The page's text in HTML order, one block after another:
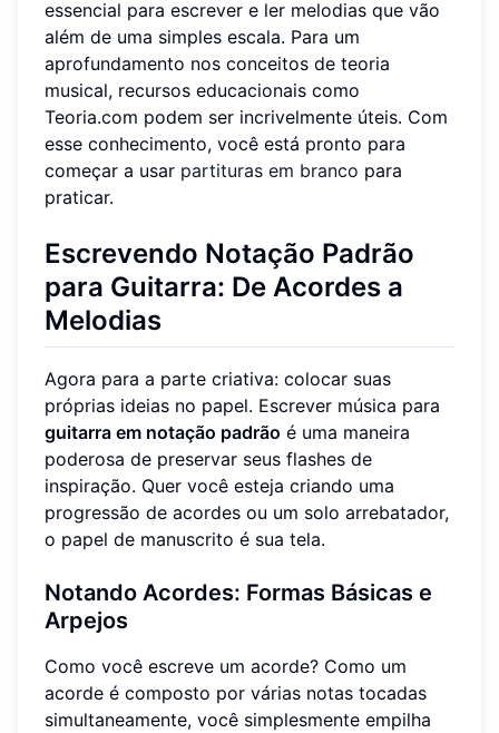
essencial para escrever e ler melodias que vão
além de uma simples escala. Para um
aprofundamento nos conceitos de teoria
musical, recursos educacionais como
Teoria.com podem ser incrivelmente úteis. Com
esse conhecimento, você está pronto para
começar a usar partituras em branco para
praticar.
Escrevendo Notação Padrão
para Guitarra: De Acordes a
Melodias
Agora para a parte criativa: colocar suas
próprias ideias no papel. Escrever música para
guitarra em notação padrão é uma maneira
poderosa de preservar seus flashes de
inspiração. Quer você esteja criando uma
progressão de acordes ou um solo arrebatador,
o papel de manuscrito é sua tela.
Notando Acordes: Formas Básicas e
Arpejos
Como você escreve um acorde? Como um
acorde é composto por várias notas tocadas
simultaneamente, você simplesmente empilha